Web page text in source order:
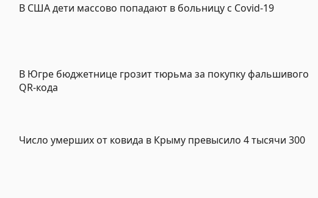
В США дети массово попадают в больницу с Covid-19
В Югре бюджетнице грозит тюрьма за покупку фальшивого
QR-кода
Число умерших от ковида в Крыму превысило 4 тысячи 300